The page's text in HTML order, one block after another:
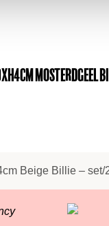
mosterdgeel
Beige Billie – set/